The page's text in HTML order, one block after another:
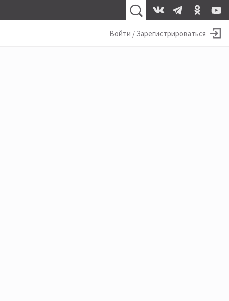
Войти / Зарегистрироваться